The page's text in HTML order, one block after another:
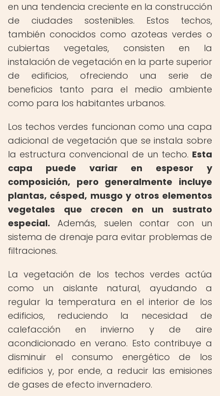
en una tendencia creciente en la construcción
de ciudades sostenibles. Estos techos,
también conocidos como azoteas verdes o
cubiertas vegetales, consisten en la
instalación de vegetación en la parte superior
de edificios, ofreciendo una serie de
beneficios tanto para el medio ambiente
como para los habitantes urbanos.
Los techos verdes funcionan como una capa
adicional de vegetación que se instala sobre
la estructura convencional de un techo. Esta
capa puede variar en espesor y
composición, pero generalmente incluye
plantas, césped, musgo y otros elementos
vegetales que crecen en un sustrato
especial. Además, suelen contar con un
sistema de drenaje para evitar problemas de
filtraciones.
La vegetación de los techos verdes actúa
como un aislante natural, ayudando a
regular la temperatura en el interior de los
edificios, reduciendo la necesidad de
calefacción en invierno y de aire
acondicionado en verano. Esto contribuye a
disminuir el consumo energético de los
edificios y, por ende, a reducir las emisiones
de gases de efecto invernadero.